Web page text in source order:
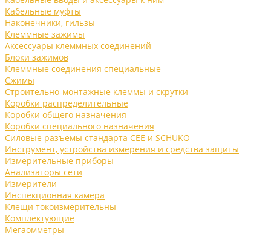
Кабельные муфты
Наконечники, гильзы
Клеммные зажимы
Аксессуары клеммных соединений
Блоки зажимов
Клеммные соединения специальные
Сжимы
Строительно-монтажные клеммы и скрутки
Коробки распределительные
Коробки общего назначения
Коробки специального назначения
Силовые разъемы стандарта CEE и SCHUKO
Инструмент, устройства измерения и средства защиты
Измерительные приборы
Анализаторы сети
Измерители
Инспекционная камера
Клещи токоизмерительны
Комплектующие
Мегаомметры